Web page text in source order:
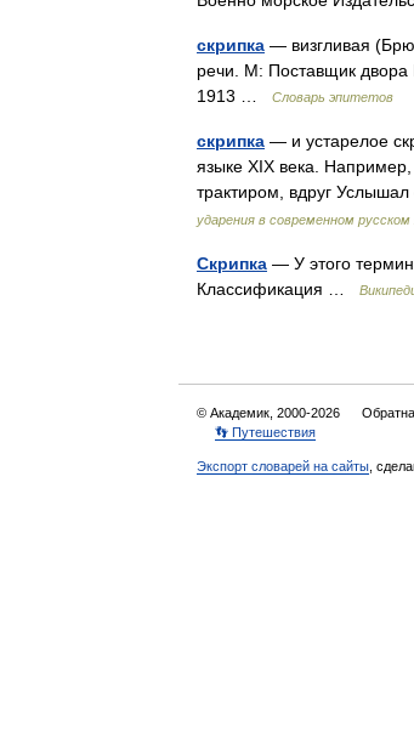
скрипка — визгливая
речи. М: Поставщик двора
1913 …
Словарь эпитетов
скрипка — и устарелое
языке XIX века.
трактиром, вдруг
ударения в современном русском
Скрипка — У этого
Классификация …
© Академик, 2000-2026
👣 Путешествия
Экспорт словарей на сайты ,